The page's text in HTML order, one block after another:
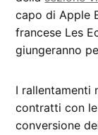
capo di Apple
francese Les
giungeranno
I rallentamenti
contratti con
conversione